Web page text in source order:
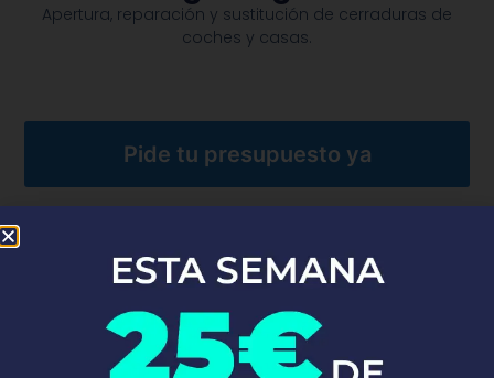
Apertura, reparación y sustitución de cerraduras de
coches y casas.​
Pide tu presupuesto ya